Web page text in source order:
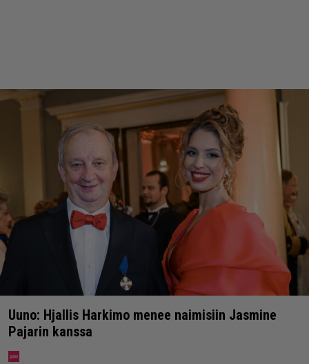
Uuno: Hjallis Harkimo menee naimisiin Jasmine
Pajarin kanssa